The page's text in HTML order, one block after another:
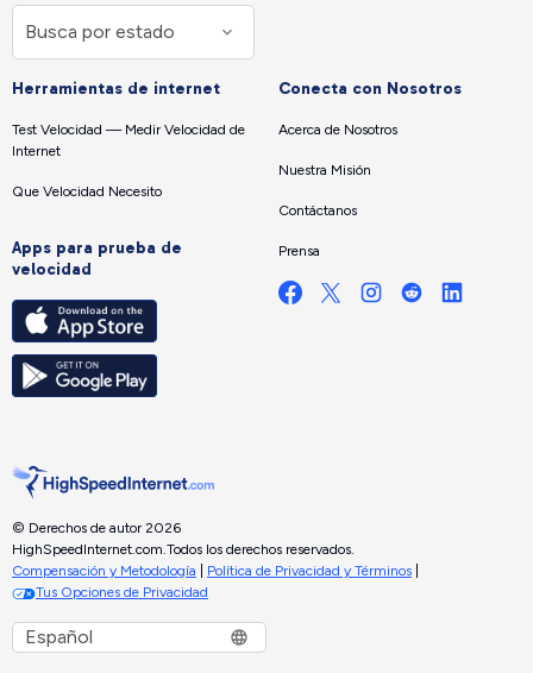
Herramientas de internet
Test Velocidad — Medir Velocidad de
Internet
Que Velocidad Necesito
Apps para prueba de
velocidad
Conecta con Nosotros
Acerca de Nosotros
Nuestra Misión
Contáctanos
Prensa
© Derechos de autor 2026
HighSpeedInternet.com. Todos los derechos reservados.
Compensación y Metodología
Política de Privacidad y Términos
Tus Opciones de Privacidad